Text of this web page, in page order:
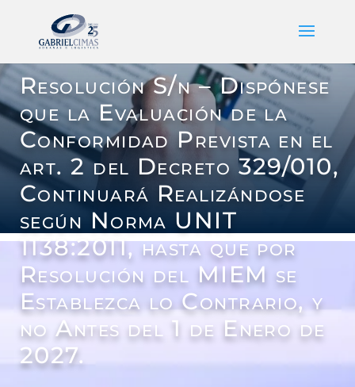
Resolución S/n – Dispónese
que la Evaluación de la
Conformidad Prevista en el
art. 2 del Decreto 329/010,
Continuará Realizándose
según Norma UNIT
1138:2011, hasta que por
Resolución del MIEM se
Establezca lo Contrario, y
no Antes del 1 de Enero de
2027.